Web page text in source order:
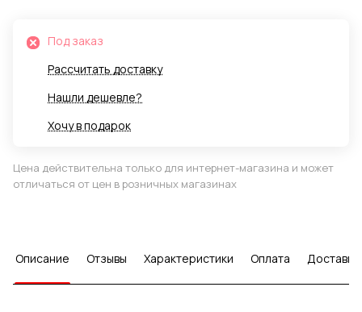
Под заказ
Рассчитать доставку
Нашли дешевле?
Хочу в подарок
Цена действительна только для интернет-магазина и может
отличаться от цен в розничных магазинах
Описание Отзывы Характеристики Оплата Доставка